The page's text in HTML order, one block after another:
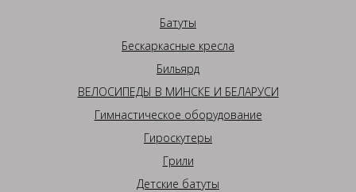
Батуты
Бескаркасные кресла
Бильярд
ВЕЛОСИПЕДЫ В МИНСКЕ И БЕЛАРУСИ
Гимнастическое оборудование
Гироскутеры
Грили
Детские батуты